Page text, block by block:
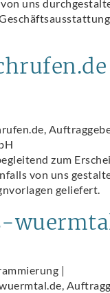
uns
zum
von uns
geliefert.
|